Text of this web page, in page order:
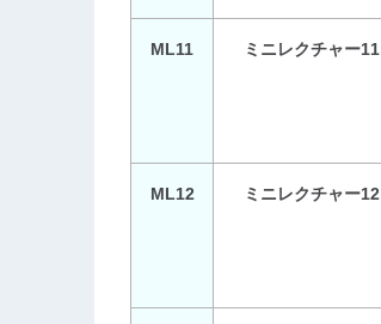
ML11 ミニレクチャー11
ML12 ミニレクチャー12